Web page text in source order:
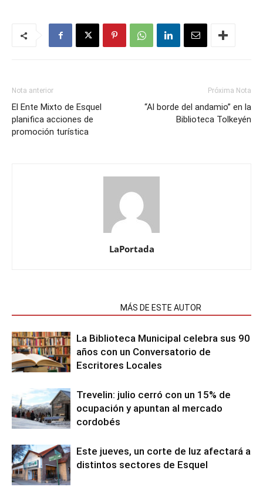
Nota anterior
El Ente Mixto de Esquel
planifica acciones de
promoción turística
Próxima Nota
“Al borde del andamio” en la
Biblioteca Tolkeyén
LaPortada
MÁS DE ESTE AUTOR
La Biblioteca Municipal celebra sus 90
años con un Conversatorio de
Escritores Locales
Trevelin: julio cerró con un 15% de
ocupación y apuntan al mercado
cordobés
Este jueves, un corte de luz afectará a
distintos sectores de Esquel